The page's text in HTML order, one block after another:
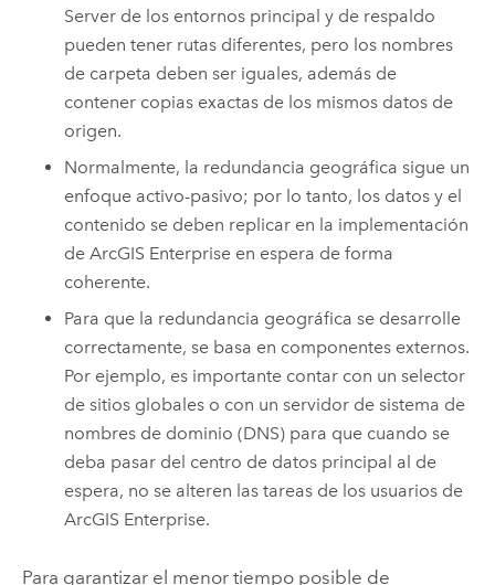
Server de los entornos principal y de respaldo
pueden tener rutas diferentes, pero los nombres
de carpeta deben ser iguales, además de
contener copias exactas de los mismos datos de
origen.
Normalmente, la redundancia geográfica sigue un
enfoque activo-pasivo; por lo tanto, los datos y el
contenido se deben replicar en la implementación
deArcGIS Enterprise en espera de forma
coherente.
Para que la redundancia geográfica se desarrolle
correctamente, se basa en componentes externos.
Por ejemplo, es importante contar con un selector
de sitios globales o con un servidor de sistema de
nombres de dominio (DNS) para que cuando se
deba pasar del centro de datos principal al de
espera, no se alteren las tareas de los usuarios de
ArcGIS Enterprise.
Para garantizar el menor tiempo posible de